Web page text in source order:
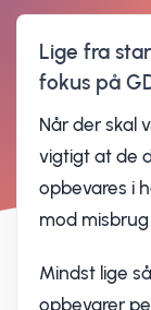
Lige fra
fokus på
Når der skal
vigtigt at de
opbevares i
mod
Mindst lige
opbevarer